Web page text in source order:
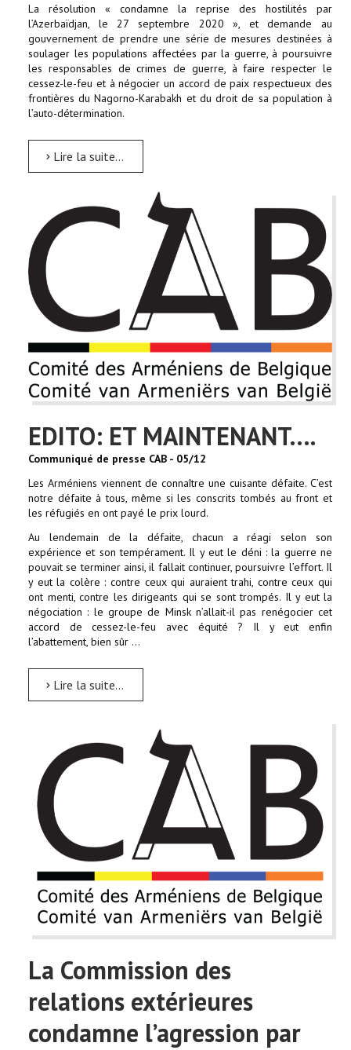
La résolution « condamne la reprise des hostilités par
l’Azerbaïdjan, le 27 septembre 2020 », et demande au
gouvernement de prendre une série de mesures destinées à
soulager les populations affectées par la guerre, à poursuivre
les responsables de crimes de guerre, à faire respecter le
cessez-le-feu et à négocier un accord de paix respectueux des
frontières du Nagorno-Karabakh et du droit de sa population à
l’auto-détermination.
Lire la suite...
EDITO: ET MAINTENANT….
Communiqué de presse CAB - 05/12
Les Arméniens viennent de connaître une cuisante défaite. C’est
notre défaite à tous, même si les conscrits tombés au front et
les réfugiés en ont payé le prix lourd.
Au lendemain de la défaite, chacun a réagi selon son
expérience et son tempérament. Il y eut le déni : la guerre ne
pouvait se terminer ainsi, il fallait continuer, poursuivre l’effort. Il
y eut la colère : contre ceux qui auraient trahi, contre ceux qui
ont menti, contre les dirigeants qui se sont trompés. Il y eut la
négociation : le groupe de Minsk n’allait-il pas renégocier cet
accord de cessez-le-feu avec équité ? Il y eut enfin
l’abattement, bien sûr …
Lire la suite...
La Commission des
relations extérieures
condamne l’agression par